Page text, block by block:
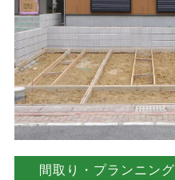
間取り・プランニング